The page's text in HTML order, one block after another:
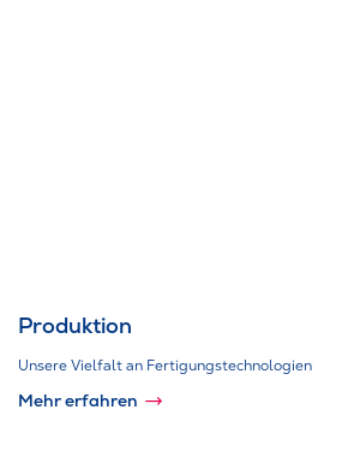
Produktion
Unsere Vielfalt an Fertigungstechnologien
Mehr erfahren